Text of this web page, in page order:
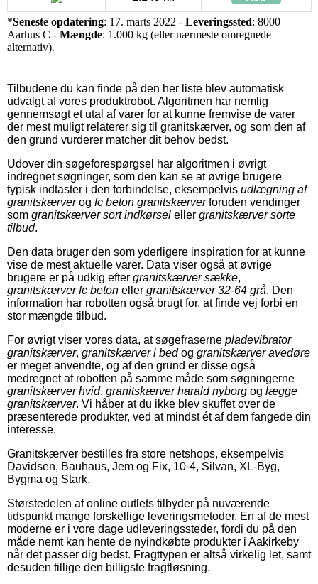
*Seneste opdatering: 17. marts 2022 - Leveringssted: 8000
Aarhus C - Mængde: 1.000 kg (eller nærmeste omregnede
alternativ).
Tilbudene du kan finde på den her liste blev automatisk
udvalgt af vores produktrobot. Algoritmen har nemlig
gennemsøgt et utal af varer for at kunne fremvise de varer
der mest muligt relaterer sig til granitskærver, og som den af
den grund vurderer matcher dit behov bedst.
Udover din søgeforespørgsel har algoritmen i øvrigt
indregnet søgninger, som den kan se at øvrige brugere
typisk indtaster i den forbindelse, eksempelvis udlægning af
granitskærverog fc beton granitskærverforuden vendinger
som granitskærver sort indkørsel eller granitskærver sorte
tilbud.
Den data bruger den som yderligere inspiration for at kunne
vise de mest aktuelle varer. Data viser også at øvrige
brugere er på udkig efter granitskærver sække,
granitskærver fc beton eller granitskærver 32-64 grå. Den
information har robotten også brugt for, at finde vej forbi en
stor mængde tilbud.
For øvrigt viser vores data, at søgefraserne pladevibrator
granitskærver, granitskærver i bedog granitskærver avedøre
er meget anvendte, og af den grund er disse også
medregnet af robotten på samme måde som søgningerne
granitskærver hvid, granitskærver harald nyborg og lægge
granitskærver. Vi håber at du ikke blev skuffet over de
præsenterede produkter, ved at mindst ét af dem fangede din
interesse.
Granitskærver bestilles fra store netshops, eksempelvis
Davidsen, Bauhaus, Jem og Fix, 10-4, Silvan, XL-Byg,
Bygma og Stark.
Størstedelen af online outlets tilbyder på nuværende
tidspunkt mange forskellige leveringsmetoder. En af de mest
moderne er i vore dage udleveringssteder, fordi du på den
måde nemt kan hente de nyindkøbte produkter i Aakirkeby
når det passer dig bedst. Fragttypen er altså virkelig let, samt
desuden tillige den billigste fragtløsning.